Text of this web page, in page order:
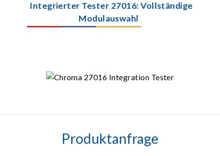
Integrierter Tester 27016: Vollständige
Modulauswahl
Produktanfrage